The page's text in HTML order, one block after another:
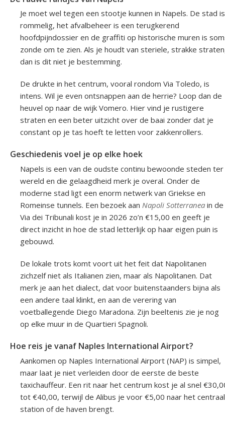
Je moet wel tegen een stootje kunnen in Napels. De stad is
rommelig, het afvalbeheer is een terugkerend
hoofdpijndossier en de graffiti op historische muren is
zonde om te zien. Als je houdt van steriele, strakke
dan is dit niet je bestemming.
De drukte in het centrum, vooral rondom Via Toledo, is
intens. Wil je even ontsnappen aan de herrie? Loop dan de
heuvel op naar de wijk Vomero. Hier vind je rustigere
straten en een beter uitzicht over de baai zonder dat je
constant op je tas hoeft te letten voor zakkenrollers.
Geschiedenis voel je op elke hoek
Napels is een van de oudste continu bewoonde steden ter
wereld en die gelaagdheid merk je overal. Onder de
moderne stad ligt een enorm netwerk van Griekse en
Romeinse tunnels. Een bezoek aan Napoli Sotterranea in de
Via dei Tribunali kost je in 2026 zo’n €15,00 en geeft je
direct inzicht in hoe de stad letterlijk op haar eigen puin is
gebouwd.
De lokale trots komt voort uit het feit dat Napolitanen
zichzelf niet als Italianen zien, maar als Napolitanen. Dat
merk je aan het dialect, dat voor buitenstaanders bijna als
een andere taal klinkt, en aan de verering van
voetballegende Diego Maradona. Zijn beeltenis zie je nog
op elke muur in de Quartieri Spagnoli.
Hoe reis je vanaf Naples International Airport?
Aankomen op Naples International Airport (NAP) is simpel,
maar laat je niet verleiden door de eerste de beste
taxichauffeur. Een rit naar het centrum kost je al snel
tot €40,00, terwijl de Alibus je voor €5,00 naar het centraal
station of de haven brengt.